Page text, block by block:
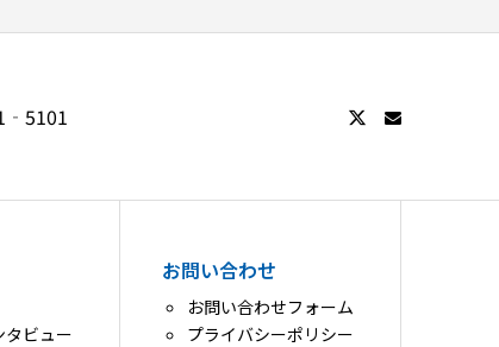
タビュー
お問い合わせ
お問い合わせフォーム
プライバシーポリシー